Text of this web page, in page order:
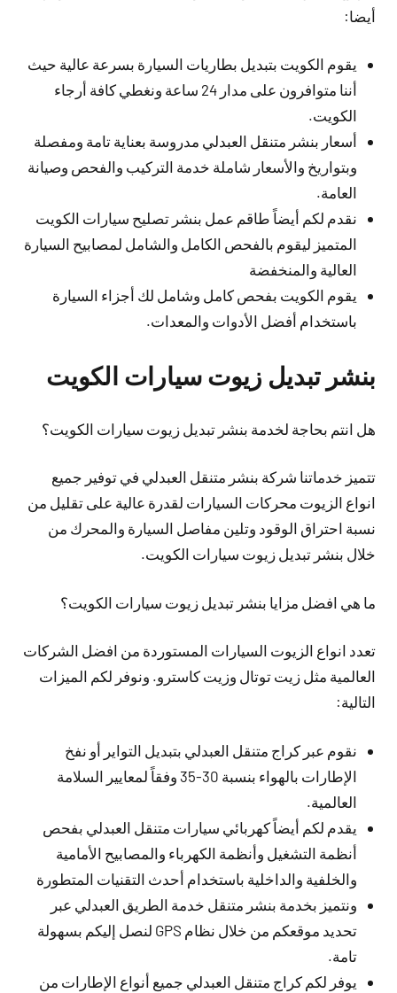
أيضا:
يقوم الكويت بتبديل بطاريات السيارة بسرعة عالية حيث
أننا متوافرون على مدار 24 ساعة ونغطي كافة أرجاء
الكويت.
أسعار بنشر متنقل العبدلي مدروسة بعناية تامة ومفصلة
وبتواريخ والأسعار شاملة خدمة التركيب والفحص وصيانة
العامة.
نقدم لكم أيضاً طاقم عمل بنشر تصليح سيارات الكويت
المتميز ليقوم بالفحص الكامل والشامل لمصابيح السيارة
العالية والمنخفضة
يقوم الكويت بفحص كامل وشامل لك أجزاء السيارة
باستخدام أفضل الأدوات والمعدات.
بنشر تبديل زيوت سيارات الكويت
هل انتم بحاجة لخدمة بنشر تبديل زيوت سيارات الكويت؟
تتميز خدماتنا شركة بنشر متنقل العبدلي في توفير جميع
انواع الزيوت محركات السيارات لقدرة عالية على تقليل من
نسبة احتراق الوقود وتلين مفاصل السيارة والمحرك من
خلال بنشر تبديل زيوت سيارات الكويت.
ما هي افضل مزايا بنشر تبديل زيوت سيارات الكويت؟
تعدد انواع الزيوت السيارات المستوردة من افضل الشركات
العالمية مثل زيت توتال وزيت كاسترو. ونوفر لكم الميزات
التالية:
نقوم عبر كراج متنقل العبدلي بتبديل التواير أو نفخ
الإطارات بالهواء بنسبة 30-35 وفقاً لمعايير السلامة
العالمية.
يقدم لكم أيضاً كهربائي سيارات متنقل العبدلي بفحص
أنظمة التشغيل وأنظمة الكهرباء والمصابيح الأمامية
والخلفية والداخلية باستخدام أحدث التقنيات المتطورة
ونتميز بخدمة بنشر متنقل خدمة الطريق العبدلي عبر
تحديد موقعكم من خلال نظام GPS لنصل إليكم بسهولة
تامة.
يوفر لكم كراج متنقل العبدلي جميع أنواع الإطارات من